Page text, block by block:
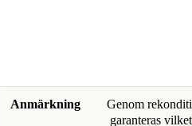
Anmärkning
Genom
garanteras